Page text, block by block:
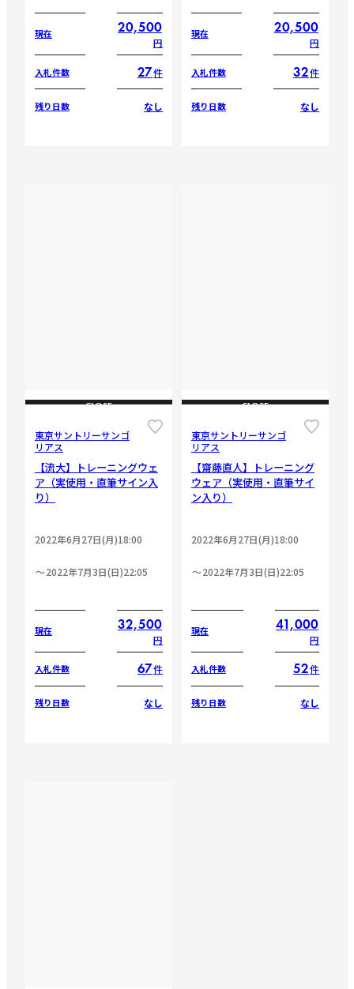
現在 20,500
円
入札件数 27件
残り日数 なし
現在 20,500
円
入札件数 32件
残り日数 なし
CLOSE
東京サントリーサンゴ
リアス
【流大】トレーニングウェ
ア（実使用・直筆サイン入
り）
2022年6月27日(月)18:00
2022年7月3日(日)22:05
現在 32,500
円
入札件数 67件
残り日数 なし
CLOSE
東京サントリーサンゴ
リアス
【齋藤直人】トレーニング
ウェア（実使用・直筆サイ
ン入り）
2022年6月27日(月)18:00
2022年7月3日(日)22:05
現在 41,000
円
入札件数 52件
残り日数 なし